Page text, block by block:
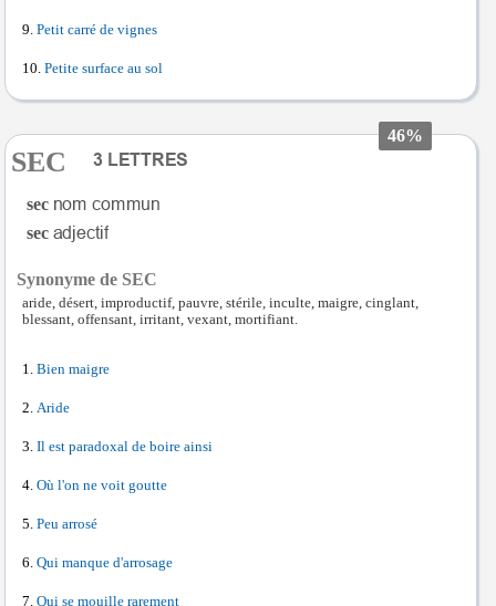
Petit carré de vignes
Petite surface au sol
46%
SEC
sec
sec
Synonyme de SEC
aride, désert, improductif, pauvre, stérile, inculte, maigre, cinglant,
blessant, offensant, irritant, vexant, mortifiant.
Bien maigre
Aride
Il est paradoxal de boire ainsi
Où l'on ne voit goutte
Peu arrosé
Qui manque d'arrosage
Qui se mouille rarement